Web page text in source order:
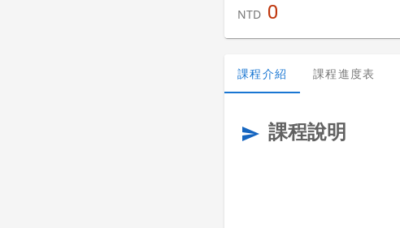
NTD 0
課程介紹 課程進度表
send 課程說明